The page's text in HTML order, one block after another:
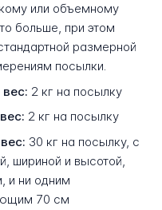
или объемному
больше, при этом
размерной
посылки.
2 кг на посылку
2 кг на посылку
30 кг на посылку, с
шириной и высотой,
и ни одним
70 см